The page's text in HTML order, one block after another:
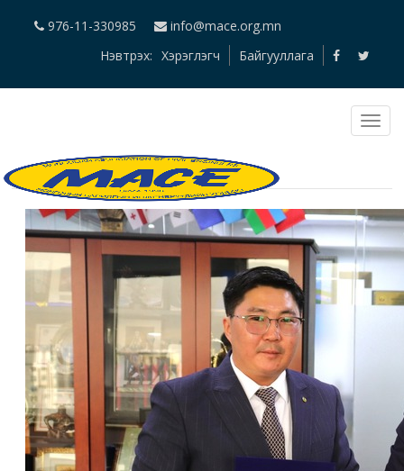
976-11-330985
info@mace.org.mn
Нэвтрэх: Хэрэглэгч Байгууллага